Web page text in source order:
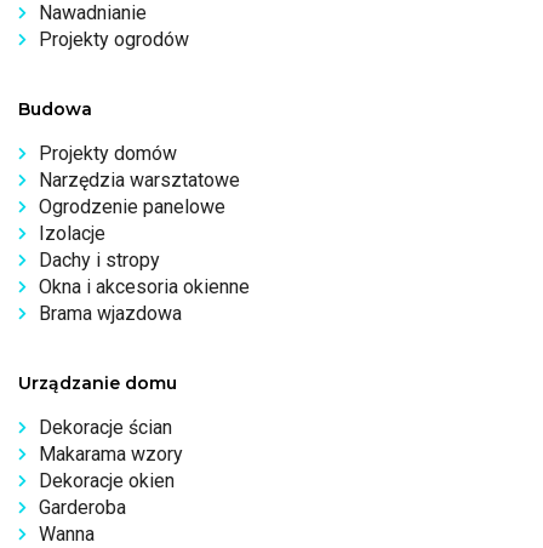
Nawadnianie
Projekty ogrodów
Budowa
Projekty domów
Narzędzia warsztatowe
Ogrodzenie panelowe
Izolacje
Dachy i stropy
Okna i akcesoria okienne
Brama wjazdowa
Urządzanie domu
Dekoracje ścian
Makarama wzory
Dekoracje okien
Garderoba
Wanna